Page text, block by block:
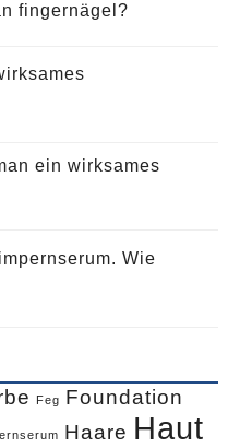
fingernägel?
ein wirksames
Wie
Feg Foundation
Haare Haut